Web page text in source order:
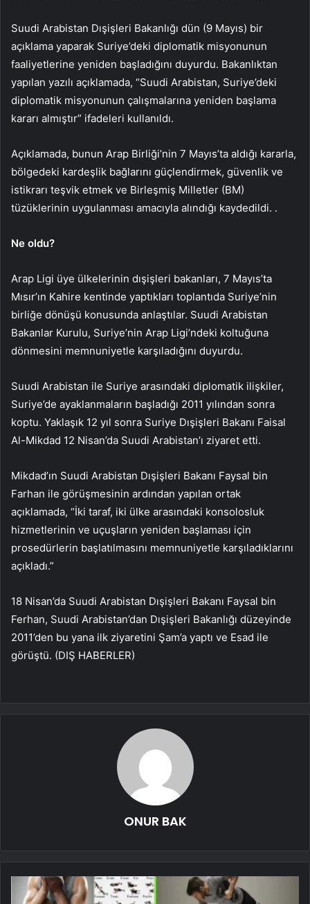
Suudi Arabistan Dışişleri Bakanlığı dün (9 Mayıs) bir
açıklama yaparak Suriye’deki diplomatik misyonunun
faaliyetlerine yeniden başladığını duyurdu. Bakanlıktan
yapılan yazılı açıklamada, “Suudi Arabistan, Suriye’deki
diplomatik misyonunun çalışmalarına yeniden başlama
kararı almıştır” ifadeleri kullanıldı.
Açıklamada, bunun Arap Birliği’nin 7 Mayıs’ta aldığı kararla,
bölgedeki kardeşlik bağlarını güçlendirmek, güvenlik ve
istikrarı teşvik etmek ve Birleşmiş Milletler (BM)
tüzüklerinin uygulanması amacıyla alındığı kaydedildi. .
Ne oldu?
Arap Ligi üye ülkelerinin dışişleri bakanları, 7 Mayıs’ta
Mısır’ın Kahire kentinde yaptıkları toplantıda Suriye’nin
birliğe dönüşü konusunda anlaştılar. Suudi Arabistan
Bakanlar Kurulu, Suriye’nin Arap Ligi’ndeki koltuğuna
dönmesini memnuniyetle karşıladığını duyurdu.
Suudi Arabistan ile Suriye arasındaki diplomatik ilişkiler,
Suriye’de ayaklanmaların başladığı 2011 yılından sonra
koptu. Yaklaşık 12 yıl sonra Suriye Dışişleri Bakanı Faisal
Al-Mikdad 12 Nisan’da Suudi Arabistan’ı ziyaret etti.
Mikdad’ın Suudi Arabistan Dışişleri Bakanı Faysal bin
Farhan ile görüşmesinin ardından yapılan ortak
açıklamada, “İki taraf, iki ülke arasındaki konsolosluk
hizmetlerinin ve uçuşların yeniden başlaması için
prosedürlerin başlatılmasını memnuniyetle karşıladıklarını
açıkladı.”
18 Nisan’da Suudi Arabistan Dışişleri Bakanı Faysal bin
Ferhan, Suudi Arabistan’dan Dışişleri Bakanlığı düzeyinde
2011’den bu yana ilk ziyaretini Şam’a yaptı ve Esad ile
görüştü. (DIŞ HABERLER)
ONUR BAK